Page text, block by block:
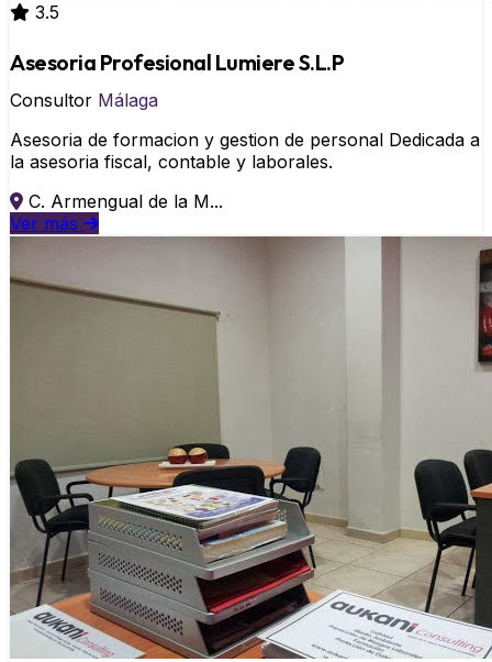
3.5
Asesoria Profesional Lumiere S.L.P
Consultor Málaga
Asesoria de formacion y gestion de personal Dedicada a
la asesoria fiscal, contable y laborales.
C. Armengual de la M...
Ver más